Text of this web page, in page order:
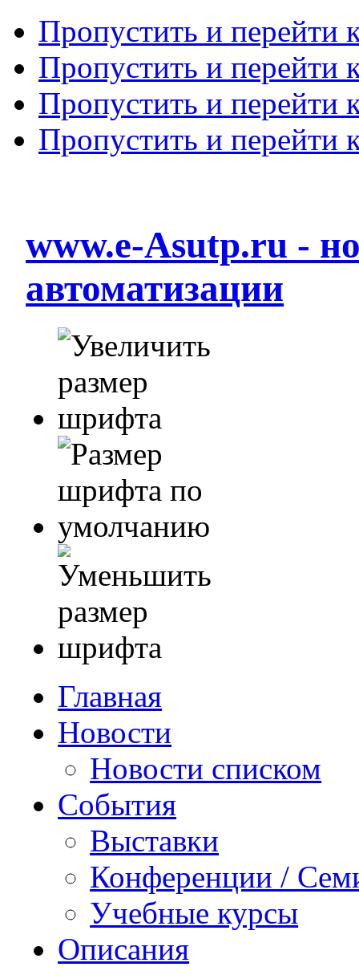
Пропустить и перейти
Пропустить и перейти
Пропустить и перейти
Пропустить и перейти
www.e-Asutp.ru -
автоматизации
Главная
Новости
Новости списком
События
Выставки
Конференции /
Учебные курсы
Описания